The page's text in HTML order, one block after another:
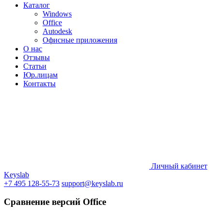
Каталог
Windows
Office
Autodesk
Офисные приложения
О нас
Отзывы
Статьи
Юр.лицам
Контакты
Личный кабинет
Keyslab
+7 495 128-55-73 support@keyslab.ru
Сравнение версий Office